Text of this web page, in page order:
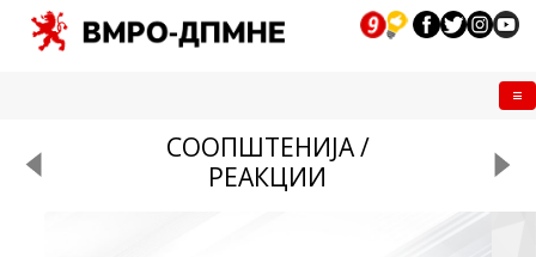
СООПШТЕНИЈА /
РЕАКЦИИ